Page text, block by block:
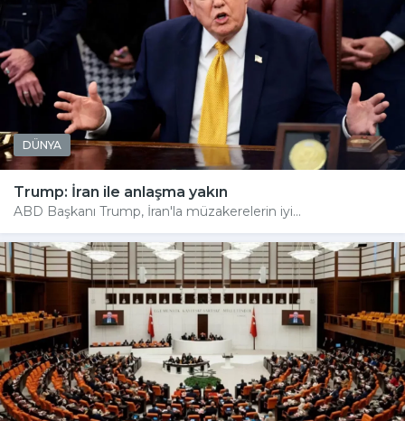
DÜNYA
Trump: İran ile anlaşma yakın
ABD Başkanı Trump, İran'la müzakerelerin iyi...